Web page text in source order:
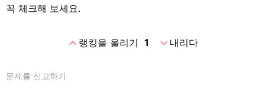
꼭 체크해 보세요.
expand_less랭킹을 올리기 1 expand_more내리다
문제를 신고하기